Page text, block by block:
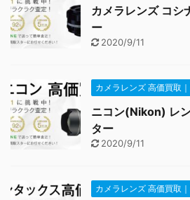
カメラレンズ コシ
ー
2020/9/11
カメラレンズ 高価買取
ニコン(Nikon) レ
ター
2020/9/11
カメラレンズ 高価買取